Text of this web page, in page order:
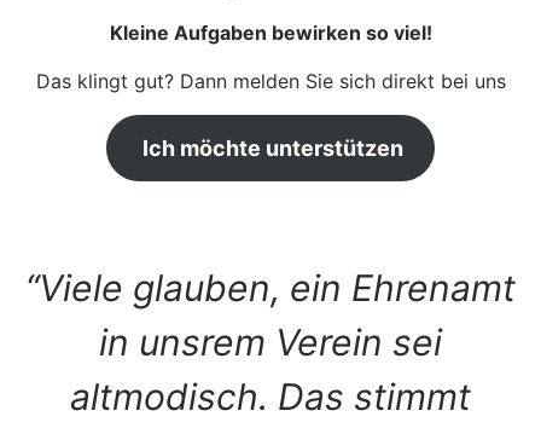
Kleine Aufgaben bewirken so viel!
Das klingt gut? Dann melden Sie sich direkt bei uns
Ich möchte unterstützen
“Viele glauben, ein Ehrenamt
in unsrem Verein sei
altmodisch. Das stimmt